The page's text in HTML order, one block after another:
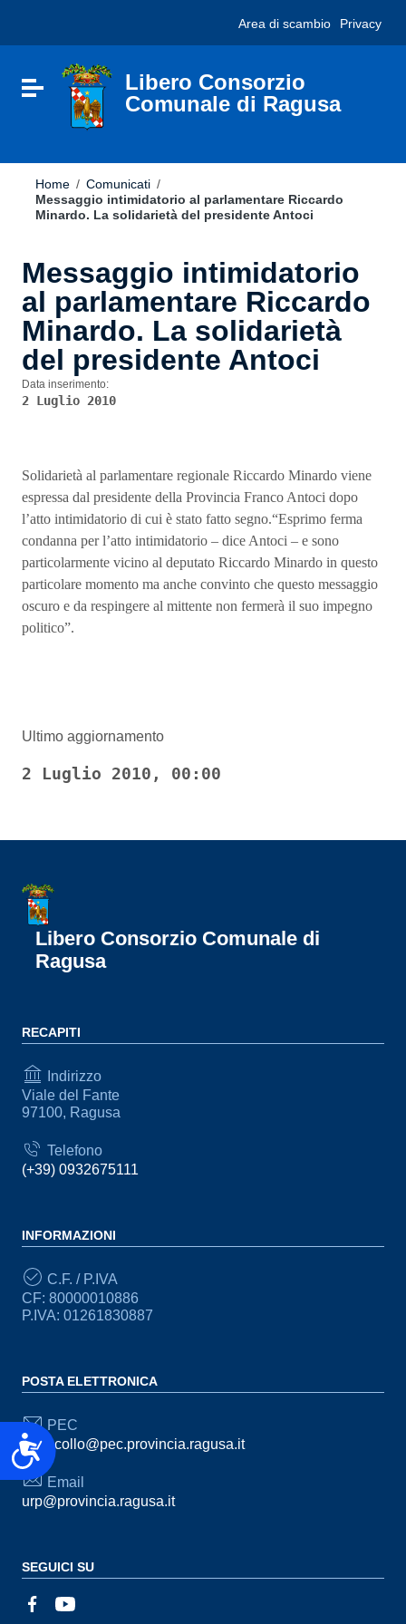
sito
include
Accessibilità
Vai al footer
Area di scambio Privacy
Attiva / disattiva la navigazione
Libero Consorzio
Comunale di Ragusa
Home / Comunicati /
Messaggio intimidatorio al parlamentare Riccardo
Minardo. La solidarietà del presidente Antoci
Messaggio intimidatorio
al parlamentare Riccardo
Minardo. La solidarietà
del presidente Antoci
Data inserimento:
2 Luglio 2010
Solidarietà al parlamentare regionale Riccardo Minardo viene
espressa dal presidente della Provincia Franco Antoci dopo
l’atto intimidatorio di cui è stato fatto segno.“Esprimo ferma
condanna per l’atto intimidatorio – dice Antoci – e sono
particolarmente vicino al deputato Riccardo Minardo in questo
particolare momento ma anche convinto che questo messaggio
oscuro e da respingere al mittente non fermerà il suo impegno
politico”.
Ultimo aggiornamento
2 Luglio 2010, 00:00
Libero Consorzio Comunale di
Ragusa
RECAPITI
Indirizzo
Viale del Fante
97100, Ragusa
Telefono
(+39) 0932675111
INFORMAZIONI
C.F. / P.IVA
CF: 80000010886
P.IVA: 01261830887
POSTA ELETTRONICA
PEC
protocollo@pec.provincia.ragusa.it
Email
urp@provincia.ragusa.it
SEGUICI SU